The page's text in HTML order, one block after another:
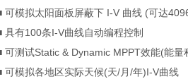
可模拟太阳面板屏蔽下 I-V 曲线 (可达
具有100条I-V曲线自动编程控制
可测试Static & Dynamic MPPT效能(能量
可模拟各地区实际天候(天/月/年)I-V曲线